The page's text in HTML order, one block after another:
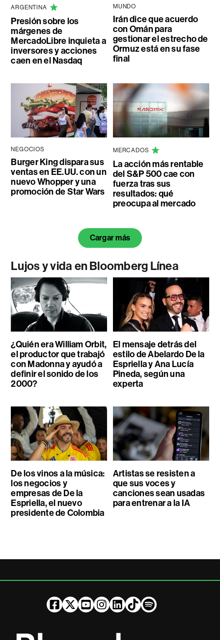
ARGENTINA
Presión sobre los
márgenes de
MercadoLibre inquieta a
inversores y acciones
caen en el Nasdaq
MUNDO
Irán dice que acuerdo
con Omán para
gestionar el estrecho de
Ormuz está en su fase
final
NEGOCIOS
Burger King dispara sus
ventas en EE.UU. con un
nuevo Whopper y una
promoción de Star Wars
MERCADOS
La acción más rentable
del S&P 500 cae con
fuerza tras sus
resultados: qué
preocupa al mercado
Cargar más
Lujos y vida en Bloomberg Línea
¿Quién era William Orbit,
el productor que trabajó
con Madonna y ayudó a
definir el sonido de los
2000?
El mensaje detrás del
estilo de Abelardo De la
Espriella y Ana Lucía
Pineda, según una
experta
De los vinos a la música:
los negocios y
empresas de De la
Espriella, el nuevo
presidente de Colombia
Artistas se resisten a
que sus voces y
canciones sean usadas
para entrenar a la IA